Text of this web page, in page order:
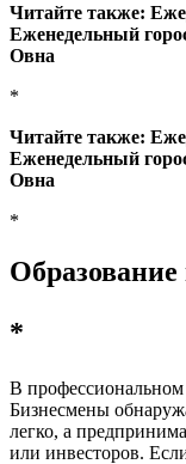
Читайте также:
Еженедельный
Овна
*
Читайте также:
Еженедельный
Овна
*
Образование
*
В
Бизнесмены
легко, а
или инвесторов.